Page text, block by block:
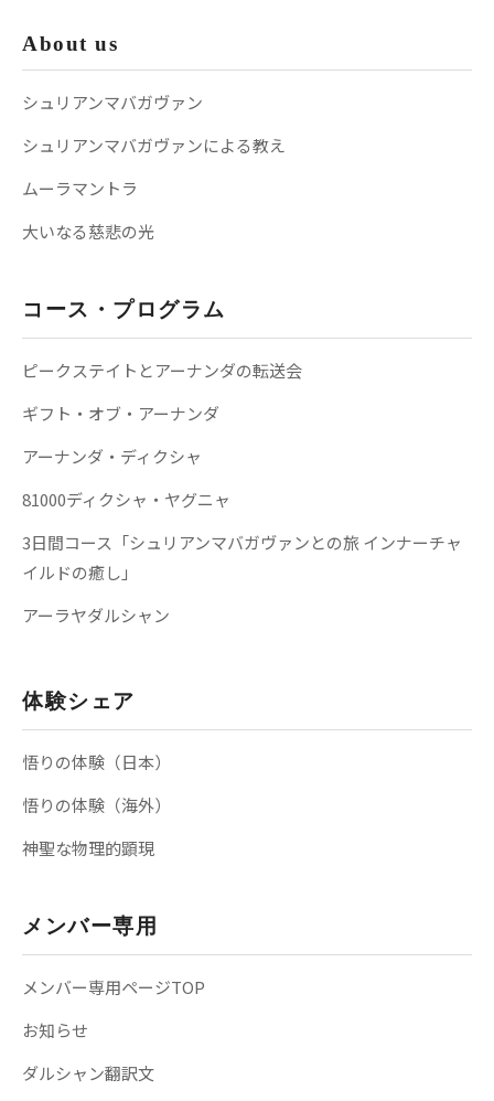
About us
シュリアンマバガヴァン
シュリアンマバガヴァンによる教え
ムーラマントラ
大いなる慈悲の光
コース・プログラム
ピークステイトとアーナンダの転送会
ギフト・オブ・アーナンダ
アーナンダ・ディクシャ
81000ディクシャ・ヤグニャ
3日間コース「シュリアンマバガヴァンとの旅 インナーチャ
イルドの癒し」
アーラヤダルシャン
体験シェア
悟りの体験（日本）
悟りの体験（海外）
神聖な物理的顕現
メンバー専用
メンバー専用ページTOP
お知らせ
ダルシャン翻訳文